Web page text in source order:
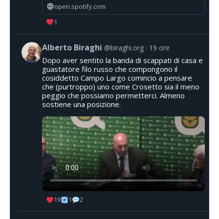
open.spotify.com
1
Alberto Biraghi @biraghi.org 19 ore
Dopo aver sentito la banda di scappati di casa e
guastatore filo russo che compongono il
cosiddetto Campo Largo comincio a pensare
che (purtroppo) uno come Crosetto sia il meno
peggio che possiamo permetterci. Almeno
sostiene una posizione.
19 1 2